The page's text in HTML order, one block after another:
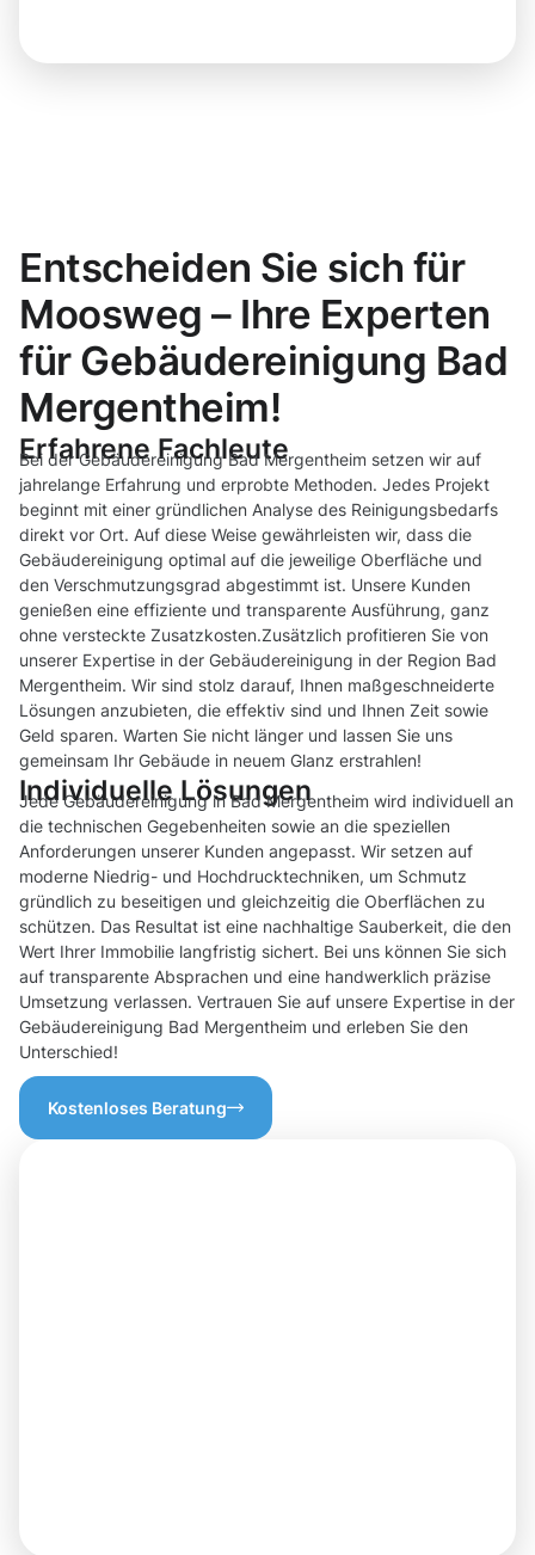
Entscheiden Sie sich für
Moosweg – Ihre Experten
für Gebäudereinigung Bad
Mergentheim!
Erfahrene Fachleute
Bei der Gebäudereinigung Bad Mergentheim setzen wir auf
jahrelange Erfahrung und erprobte Methoden. Jedes Projekt
beginnt mit einer gründlichen Analyse des Reinigungsbedarfs
direkt vor Ort. Auf diese Weise gewährleisten wir, dass die
Gebäudereinigung optimal auf die jeweilige Oberfläche und
den Verschmutzungsgrad abgestimmt ist. Unsere Kunden
genießen eine effiziente und transparente Ausführung, ganz
ohne versteckte Zusatzkosten.Zusätzlich profitieren Sie von
unserer Expertise in der Gebäudereinigung in der Region Bad
Mergentheim. Wir sind stolz darauf, Ihnen maßgeschneiderte
Lösungen anzubieten, die effektiv sind und Ihnen Zeit sowie
Geld sparen. Warten Sie nicht länger und lassen Sie uns
gemeinsam Ihr Gebäude in neuem Glanz erstrahlen!
Individuelle Lösungen
Jede Gebäudereinigung in Bad Mergentheim wird individuell an
die technischen Gegebenheiten sowie an die speziellen
Anforderungen unserer Kunden angepasst. Wir setzen auf
moderne Niedrig- und Hochdrucktechniken, um Schmutz
gründlich zu beseitigen und gleichzeitig die Oberflächen zu
schützen. Das Resultat ist eine nachhaltige Sauberkeit, die den
Wert Ihrer Immobilie langfristig sichert. Bei uns können Sie sich
auf transparente Absprachen und eine handwerklich präzise
Umsetzung verlassen. Vertrauen Sie auf unsere Expertise in der
Gebäudereinigung Bad Mergentheim und erleben Sie den
Unterschied!
Kostenloses Beratung